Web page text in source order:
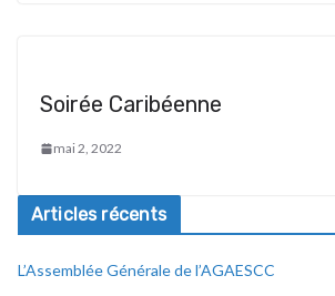
Soirée Caribéenne
mai 2, 2022
Articles récents
L’Assemblée Générale de l’AGAESCC